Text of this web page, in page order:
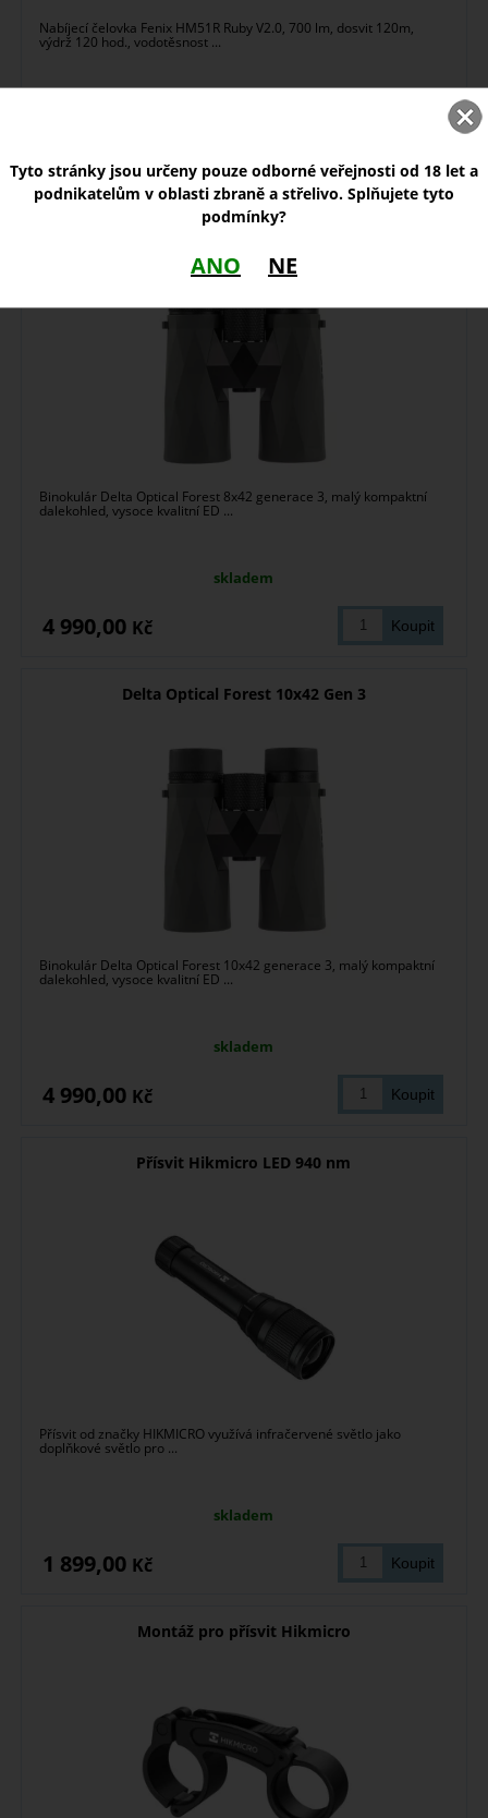
Nabíjecí čelovka Fenix HM51R Ruby V2.0, 700 lm, dosvit 120m,
výdrž 120 hod., vodotěsnost ...
1 750,00
Delta Optical Forest 8x42 Gen 3
Binokulár Delta Optical Forest 8x42 generace 3, malý kompaktní
dalekohled, vysoce kvalitní ED ...
skladem
4 990,00 Kč
Delta Optical Forest 10x42 Gen 3
Binokulár Delta Optical Forest 10x42 generace 3, malý kompaktní
dalekohled, vysoce kvalitní ED ...
skladem
4 990,00 Kč
Přísvit Hikmicro LED 940 nm
Přísvit od značky HIKMICRO využívá infračervené světlo jako
doplňkové světlo pro ...
skladem
1 899,00 Kč
Montáž pro přísvit Hikmicro
Tyto stránky jsou určeny pouze odborné veřejnosti od 18 let a
podnikatelům v oblasti zbraně a střelivo. Splňujete tyto
podmínky?
ANO NE